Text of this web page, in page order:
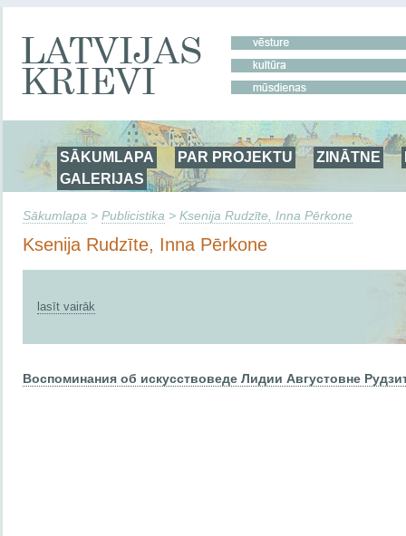
SĀKUMLAPA PAR PROJEKTU ZINĀTNE
GALERIJAS
Sākumlapa > Publicistika > Ksenija Rudzīte, Inna Pērkone
Ksenija Rudzīte, Inna Pērkone
lasīt vairāk
Воспоминания об искусствоведе Лидии Августовне